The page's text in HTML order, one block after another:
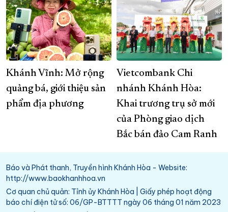
Khánh Vĩnh: Mở rộng
quảng bá, giới thiệu sản
phẩm địa phương
Vietcombank Chi
nhánh Khánh Hòa:
Khai trương trụ sở mới
của Phòng giao dịch
Bắc bán đảo Cam Ranh
Báo và Phát thanh, Truyền hình Khánh Hòa - Website:
http://www.baokhanhhoa.vn
Cơ quan chủ quản: Tỉnh ủy Khánh Hòa | Giấy phép hoạt động
báo chí điện tử số: 06/GP-BTTTT ngày 06 tháng 01 năm 2023